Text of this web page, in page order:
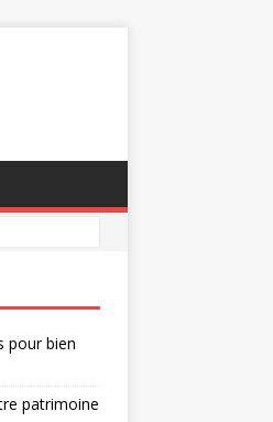
pour bien
patrimoine